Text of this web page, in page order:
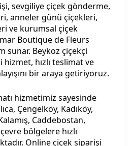
sevgiliye çiçek gönderme,
anneler günü çiçekleri,
ve kurumsal çiçek
Boutique de Fleurs
sunar. Beykoz çiçekçi
hızlı teslimat ve
bir araya getiriyoruz.
hizmetimiz sayesinde
Çengelköy, Kadıköy,
Caddebostan,
bölgelere hızlı
Online çiçek siparişi